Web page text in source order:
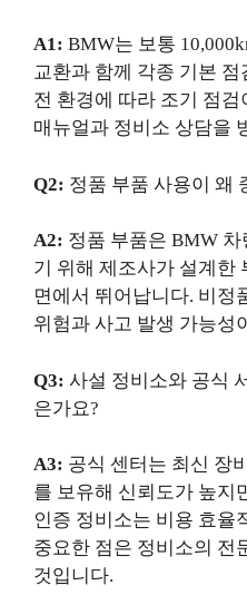
A1: BMW는 보통
교환과 함께 각종 기본
전 환경에 따라 조기 점
매뉴얼과 정비소 상담을
Q2: 정품 부품 사용이 왜
A2: 정품 부품은 BMW
기 위해 제조사가 설계한
면에서 뛰어납니다. 비정
위험과 사고 발생 가능성
Q3: 사설 정비소와 공식
은가요?
A3: 공식 센터는 최신 장
를 보유해 신뢰도가 높지
인증 정비소는 비용 효율
중요한 점은 정비소의 전
것입니다.